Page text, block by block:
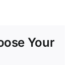
Your